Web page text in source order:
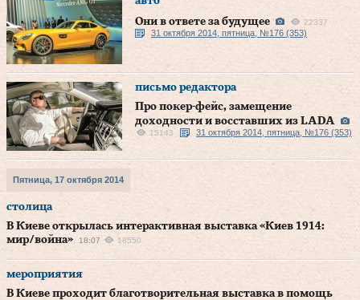
Они в ответе за будущее
22337
31 октября 2014, пятница, №176 (353)
письмо редактора
Про покер-фейс, замещение
доходности и восставших из LADA
15143 31 октября 2014, пятница, №176 (353)
Пятница, 17 октября 2014
столица
В Киеве открылась интерактивная выставка «Киев 1914:
мир/война»
18:07 18550
мероприятия
В Киеве проходит благотворительная выставка в помощь